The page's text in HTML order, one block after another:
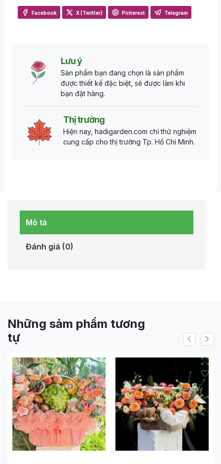
Facebook X (Twitter) Pinterest Telegram
Lưu ý
Sản phẩm bạn đang chọn là sản phẩm
được thiết kế đặc biệt, sẽ được làm khi
bạn đặt hàng.
Thị trường
Hiện nay, hadigarden.com chỉ thử nghiệm
cung cấp cho thị trường Tp. Hồ Chí Minh.
Mô tả
Đánh giá (0)
Những sảm phẩm tương
tự